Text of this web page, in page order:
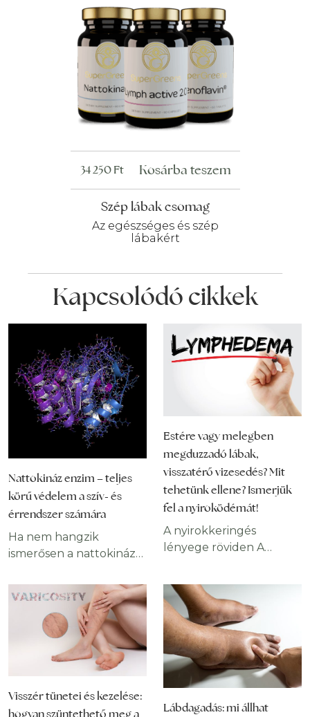
Szép lábak csomag
Az egészséges és szép
lábakért
34 250Ft Kosárba teszem
Kapcsolódó cikkek
Nattokináz enzim – teljes
körű védelem a szív- és
érrendszer számára
Ha nem hangzik
ismerősen a nattokináz
egyedül. Kétségkívül
nem a leggyakrabban
emlegetett vagy
keresett enzimek
egyikéről van szó. Ha te
sem találkoztál még
alaposabban
Estére vagy melegben
megduzzadó lábak,
visszatérő vizesedés? Mit
tehetünk ellene? Ismerjük
fel a nyiroködémát!
A nyirokkeringés
lényege röviden A
elégtelenségét jelző
tünet. A nyirokkeringés
lényege a sejtek,
szövetek között
keletkező folyadék
elvezetése. A nyiroknedv
kapcsolatot létesít a vér
Visszér tünetei és kezelése:
hogyan szüntethető meg a
Lábdagadás: mi állhat